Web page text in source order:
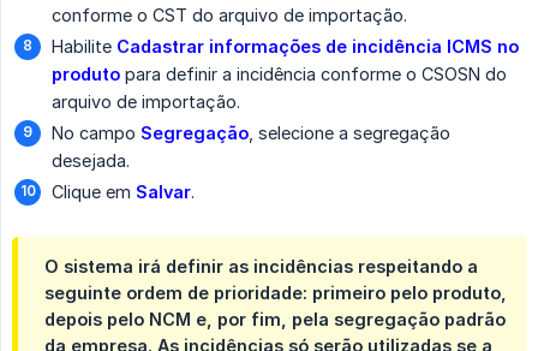
conforme o CST do arquivo de importação.
Habilite Cadastrar informações de incidência ICMS no
produto para definir a incidência conforme o CSOSN do
arquivo de importação.
No campo Segregação , selecione a segregação
desejada.
Clique em Salvar.
O sistema irá definir as incidências respeitando a
seguinte ordem de prioridade: primeiro pelo produto,
depois pelo NCM e, por fim, pela segregação padrão
da empresa. As incidências só serão utilizadas se a